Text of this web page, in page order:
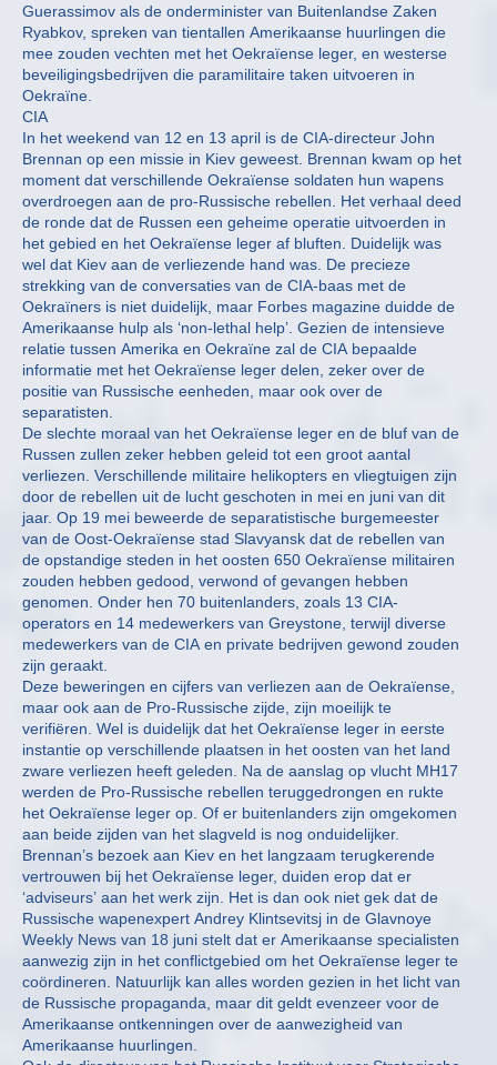
Guerassimov als de onderminister van Buitenlandse Zaken
Ryabkov, spreken van tientallen Amerikaanse huurlingen die
mee zouden vechten met het Oekraïense leger, en westerse
beveiligingsbedrijven die paramilitaire taken uitvoeren in
Oekraïne.
CIA
In het weekend van 12 en 13 april is de CIA-directeur John
Brennan op een missie in Kiev geweest. Brennan kwam op het
moment dat verschillende Oekraïense soldaten hun wapens
overdroegen aan de pro-Russische rebellen. Het verhaal deed
de ronde dat de Russen een geheime operatie uitvoerden in
het gebied en het Oekraïense leger af bluften. Duidelijk was
wel dat Kiev aan de verliezende hand was. De precieze
strekking van de conversaties van de CIA-baas met de
Oekraïners is niet duidelijk, maar Forbes magazine duidde de
Amerikaanse hulp als ‘non-lethal help’. Gezien de intensieve
relatie tussen Amerika en Oekraïne zal de CIA bepaalde
informatie met het Oekraïense leger delen, zeker over de
positie van Russische eenheden, maar ook over de
separatisten.
De slechte moraal van het Oekraïense leger en de bluf van de
Russen zullen zeker hebben geleid tot een groot aantal
verliezen. Verschillende militaire helikopters en vliegtuigen zijn
door de rebellen uit de lucht geschoten in mei en juni van dit
jaar. Op 19 mei beweerde de separatistische burgemeester
van de Oost-Oekraïense stad Slavyansk dat de rebellen van
de opstandige steden in het oosten 650 Oekraïense militairen
zouden hebben gedood, verwond of gevangen hebben
genomen. Onder hen 70 buitenlanders, zoals 13 CIA-
operators en 14 medewerkers van Greystone, terwijl diverse
medewerkers van de CIA en private bedrijven gewond zouden
zijn geraakt.
Deze beweringen en cijfers van verliezen aan de Oekraïense,
maar ook aan de Pro-Russische zijde, zijn moeilijk te
verifiëren. Wel is duidelijk dat het Oekraïense leger in eerste
instantie op verschillende plaatsen in het oosten van het land
zware verliezen heeft geleden. Na de aanslag op vlucht MH17
werden de Pro-Russische rebellen teruggedrongen en rukte
het Oekraïense leger op. Of er buitenlanders zijn omgekomen
aan beide zijden van het slagveld is nog onduidelijker.
Brennan’s bezoek aan Kiev en het langzaam terugkerende
vertrouwen bij het Oekraïense leger, duiden erop dat er
‘adviseurs’ aan het werk zijn. Het is dan ook niet gek dat de
Russische wapenexpert Andrey Klintsevitsj in de Glavnoye
Weekly News van 18 juni stelt dat er Amerikaanse specialisten
aanwezig zijn in het conflictgebied om het Oekraïense leger te
coördineren. Natuurlijk kan alles worden gezien in het licht van
de Russische propaganda, maar dit geldt evenzeer voor de
Amerikaanse ontkenningen over de aanwezigheid van
Amerikaanse huurlingen.